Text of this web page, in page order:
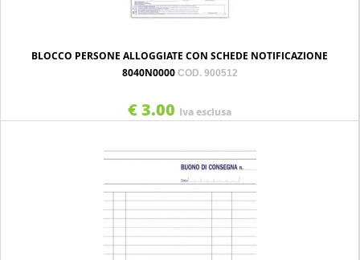
BLOCCO PERSONE ALLOGGIATE CON SCHEDE NOTIFICAZIONE
8040N0000 COD. 900512
€ 3.00 Iva esclusa